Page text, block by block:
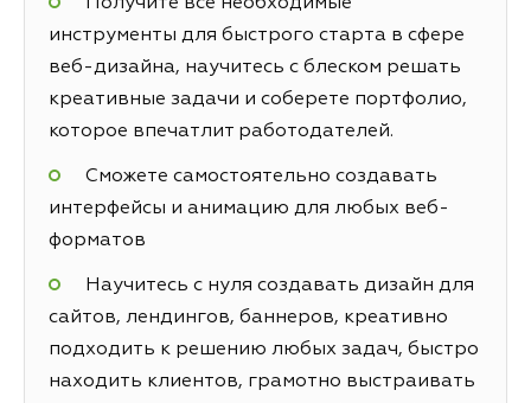
инструменты для быстрого старта в сфере
веб-дизайна, научитесь с блеском решать
креативные задачи и соберете портфолио,
которое впечатлит работодателей.
Сможете самостоятельно создавать
интерфейсы и анимацию для любых веб-
форматов
Научитесь с нуля создавать дизайн для
сайтов, лендингов, баннеров, креативно
подходить к решению любых задач, быстро
находить клиентов, грамотно выстраивать